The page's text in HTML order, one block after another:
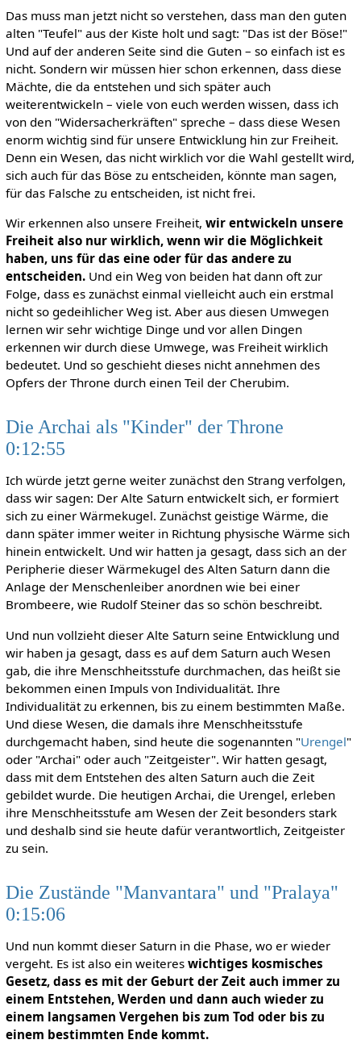
Das muss man jetzt nicht so verstehen, dass man den guten
alten "Teufel" aus der Kiste holt und sagt: "Das ist der Böse!"
Und auf der anderen Seite sind die Guten – so einfach ist es
nicht. Sondern wir müssen hier schon erkennen, dass diese
Mächte, die da entstehen und sich später auch
weiterentwickeln – viele von euch werden wissen, dass ich
von den "Widersacherkräften" spreche – dass diese Wesen
enorm wichtig sind für unsere Entwicklung hin zur Freiheit.
Denn ein Wesen, das nicht wirklich vor die Wahl gestellt wird,
sich auch für das Böse zu entscheiden, könnte man sagen,
für das Falsche zu entscheiden, ist nicht frei.
Wir erkennen also unsere Freiheit, wir entwickeln unsere
Freiheit also nur wirklich, wenn wir die Möglichkeit
haben, uns für das eine oder für das andere zu
entscheiden.Und ein Weg von beiden hat dann oft zur
Folge, dass es zunächst einmal vielleicht auch ein erstmal
nicht so gedeihlicher Weg ist. Aber aus diesen Umwegen
lernen wir sehr wichtige Dinge und vor allen Dingen
erkennen wir durch diese Umwege, was Freiheit wirklich
bedeutet. Und so geschieht dieses nicht annehmen des
Opfers der Throne durch einen Teil der Cherubim.
Die Archai als "Kinder" der Throne
0:12:55
Ich würde jetzt gerne weiter zunächst den Strang verfolgen,
dass wir sagen: Der Alte Saturn entwickelt sich, er formiert
sich zu einer Wärmekugel. Zunächst geistige Wärme, die
dann später immer weiter in Richtung physische Wärme sich
hinein entwickelt. Und wir hatten ja gesagt, dass sich an der
Peripherie dieser Wärmekugel des Alten Saturn dann die
Anlage der Menschenleiber anordnen wie bei einer
Brombeere, wie Rudolf Steiner das so schön beschreibt.
Und nun vollzieht dieser Alte Saturn seine Entwicklung und
wir haben ja gesagt, dass es auf dem Saturn auch Wesen
gab, die ihre Menschheitsstufe durchmachen, das heißt sie
bekommen einen Impuls von Individualität. Ihre
Individualität zu erkennen, bis zu einem bestimmten Maße.
Und diese Wesen, die damals ihre Menschheitsstufe
durchgemacht haben, sind heute die sogenannten "Urengel"
oder "Archai" oder auch "Zeitgeister". Wir hatten gesagt,
dass mit dem Entstehen des alten Saturn auch die Zeit
gebildet wurde. Die heutigen Archai, die Urengel, erleben
ihre Menschheitsstufe am Wesen der Zeit besonders stark
und deshalb sind sie heute dafür verantwortlich, Zeitgeister
zu sein.
Die Zustände "Manvantara" und "Pralaya"
0:15:06
Und nun kommt dieser Saturn in die Phase, wo er wieder
vergeht. Es ist also ein weiteres wichtiges kosmisches
Gesetz, dass es mit der Geburt der Zeit auch immer zu
einem Entstehen, Werden und dann auch wieder zu
einem langsamen Vergehen bis zum Tod oder bis zu
einem bestimmten Ende kommt.